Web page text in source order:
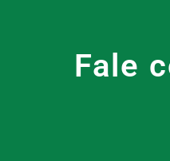
Fale